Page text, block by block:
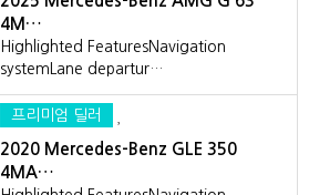
4M…
Highlighted FeaturesNavigation
systemLane departur…
프리미엄 딜러
2020 Mercedes-Benz GLE 350
4MA…